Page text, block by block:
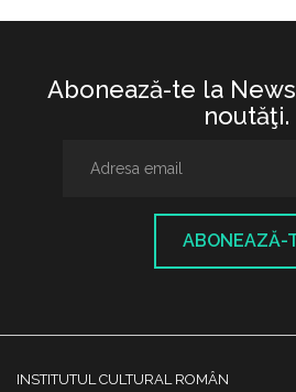
Abonează-te la
noutăţi.
ABONEAZĂ-
INSTITUTUL CULTURAL ROMÂN